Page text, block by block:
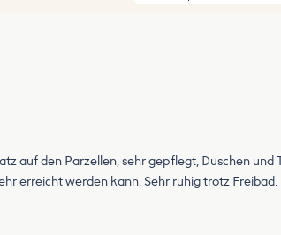
auf den Parzellen, sehr gepflegt, Duschen und
erreicht werden kann. Sehr ruhig trotz Freibad.